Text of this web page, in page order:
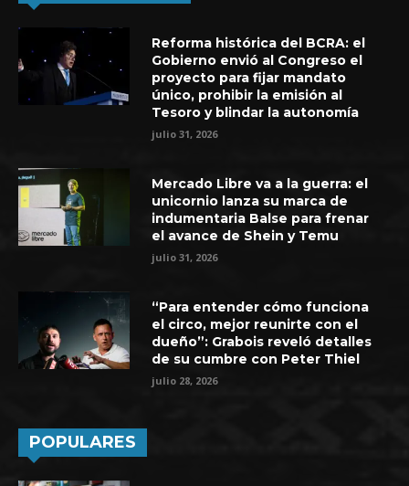
Reforma histórica del BCRA: el
Gobierno envió al Congreso el
proyecto para fijar mandato
único, prohibir la emisión al
Tesoro y blindar la autonomía
julio 31, 2026
Mercado Libre va a la guerra: el
unicornio lanza su marca de
indumentaria Balse para frenar
el avance de Shein y Temu
julio 31, 2026
“Para entender cómo funciona
el circo, mejor reunirte con el
dueño”: Grabois reveló detalles
de su cumbre con Peter Thiel
julio 28, 2026
POPULARES